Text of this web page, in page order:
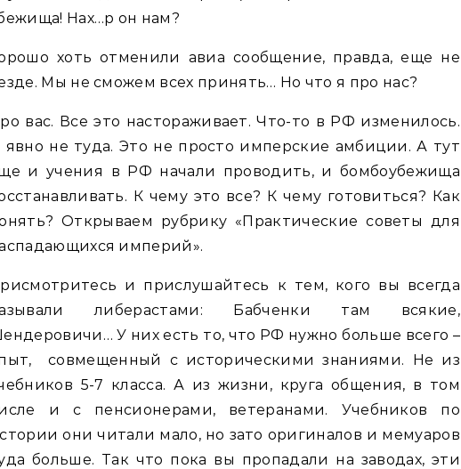
Нах…р он нам?
хоть отменили авиа сообщение, правда, еще не
Мы не сможем всех принять… Но что я про нас?
вас. Все это настораживает. Что-то в РФ изменилось.
явно не туда. Это не просто имперские амбиции. А тут
и учения в РФ начали проводить, и бомбоубежища
К чему это все? К чему готовиться? Как
Открываем рубрику «Практические советы для
империй».
и прислушайтесь к тем, кого вы всегда
либерастами: Бабченки там всякие,
У них есть то, что РФ нужно больше всего –
совмещенный с историческими знаниями. Не из
5-7 класса. А из жизни, круга общения, в том
и с пенсионерами, ветеранами. Учебников по
они читали мало, но зато оригиналов и мемуаров
больше. Так что пока вы пропадали на заводах, эти